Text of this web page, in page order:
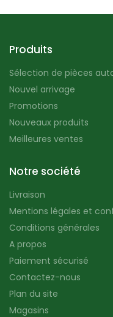
Produits
Sélection de pièces
Nouvel arrivage
Promotions
Nouveaux produits
Meilleures ventes
Notre société
Livraison
Mentions légales et
Conditions générales
A propos
Paiement sécurisé
Contactez-nous
Plan du site
Magasins